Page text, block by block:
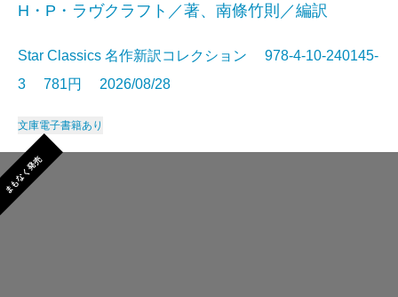
H・P・ラヴクラフト／著、南條竹則／編訳
Star Classics 名作新訳コレクション 978-4-10-240145-
3 781円 2026/08/28
文庫電子書籍あり
まもなく発売